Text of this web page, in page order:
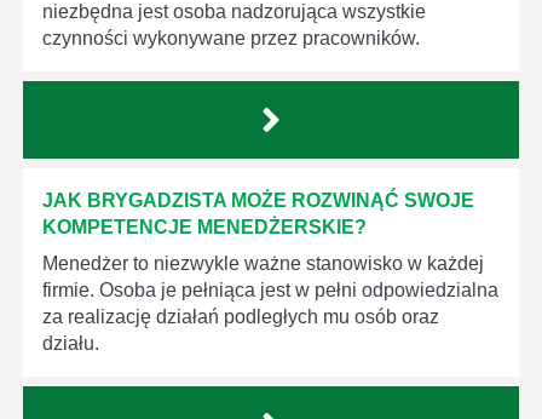
niezbędna jest osoba nadzorująca wszystkie
czynności wykonywane przez pracowników.
JAK BRYGADZISTA MOŻE ROZWINĄĆ SWOJE
KOMPETENCJE MENEDŻERSKIE?
Menedżer to niezwykle ważne stanowisko w każdej
firmie. Osoba je pełniąca jest w pełni odpowiedzialna
za realizację działań podległych mu osób oraz
działu.